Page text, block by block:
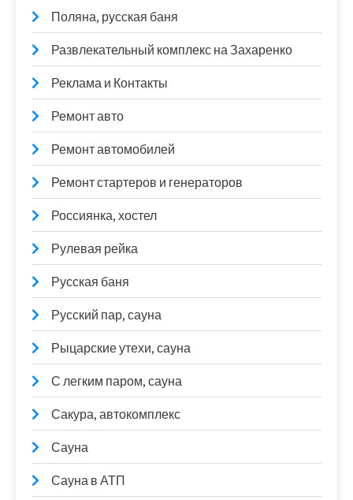
Поляна, русская баня
Развлекательный комплекс на Захаренко
Реклама и Контакты
Ремонт авто
Ремонт автомобилей
Ремонт стартеров и генераторов
Россиянка, хостел
Рулевая рейка
Русская баня
Русский пар, сауна
Рыцарские утехи, сауна
С легким паром, сауна
Сакура, автокомплекс
Сауна
Сауна в АТП